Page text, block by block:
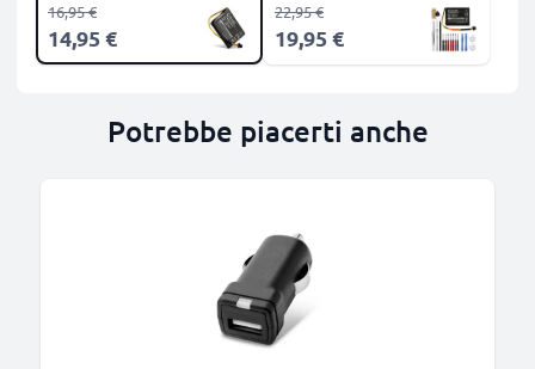
14,95 €
16,95 €
19,95 €
22,95 €
Potrebbe piacerti anche